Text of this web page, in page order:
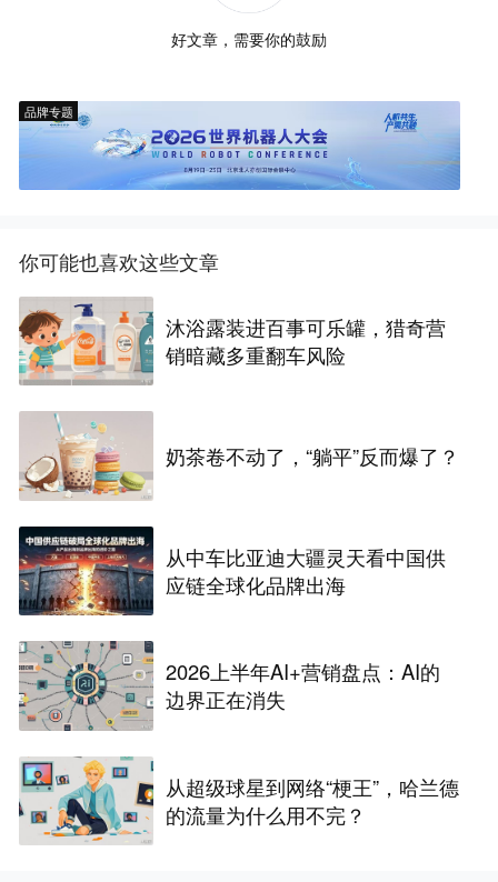
好文章，需要你的鼓励
品牌专题
你可能也喜欢这些文章
沐浴露装进百事可乐罐，猎奇营
销暗藏多重翻车风险
奶茶卷不动了，“躺平”反而爆了？
从中车比亚迪大疆灵天看中国供
应链全球化品牌出海
2026上半年AI+营销盘点：AI的
边界正在消失
从超级球星到网络“梗王”，哈兰德
的流量为什么用不完？